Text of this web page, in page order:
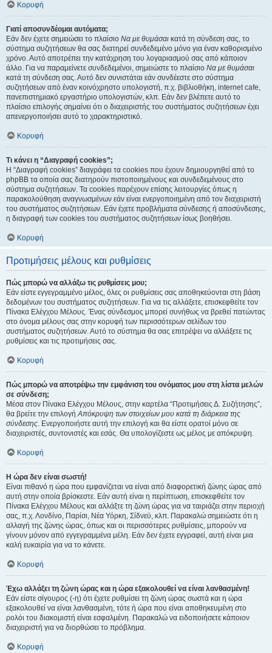
Κορυφή
Γιατί αποσυνδέομαι αυτόματα;
Εάν δεν έχετε σημειώσει το πλαίσιο Να με θυμάσαι κατά τη σύνδεση σας, το
σύστημα συζητήσεων θα σας διατηρεί συνδεδεμένο μόνο για έναν καθορισμένο
χρόνο. Αυτό αποτρέπει την κατάχρηση του λογαριασμού σας από κάποιον
άλλο. Για να παραμείνετε συνδεδεμένοι, σημειώστε το πλαίσιο Να με θυμάσαι
κατά τη σύνδεση σας. Αυτό δεν συνιστάται εάν συνδέεστε στο σύστημα
συζητήσεων από έναν κοινόχρηστο υπολογιστή, π.χ. βιβλιοθήκη, internet cafe,
πανεπιστημιακό εργαστήριο υπολογιστών, κλπ. Εάν δεν βλέπετε αυτό το
πλαίσιο επιλογής σημαίνει ότι ο διαχειριστής του συστήματος συζητήσεων έχει
απενεργοποιήσει αυτό το χαρακτηριστικό.
Κορυφή
Τι κάνει η “Διαγραφή cookies”;
Η “Διαγραφή cookies” διαγράφει τα cookies που έχουν δημιουργηθεί από το
phpBB τα οποία σας διατηρούν πιστοποιημένους και συνδεδεμένους στο
σύστημα συζητήσεων. Τα cookies παρέχουν επίσης λειτουργίες όπως η
παρακολούθηση αναγνωσμένων εάν είναι ενεργοποιημένη από τον διαχειριστή
του συστήματος συζητήσεων. Εάν έχετε προβλήματα σύνδεσης ή αποσύνδεσης,
η διαγραφή των cookies του συστήματος συζητήσεων ίσως βοηθήσει.
Κορυφή
Προτιμήσεις μέλους και ρυθμίσεις
Πώς μπορώ να αλλάξω τις ρυθμίσεις μου;
Εάν είστε εγγεγραμμένο μέλος, όλες οι ρυθμίσεις σας αποθηκεύονται στη βάση
δεδομένων του συστήματος συζητήσεων. Για να τις αλλάξετε, επισκεφθείτε τον
Πίνακα Ελέγχου Μέλους. Ένας σύνδεσμος μπορεί συνήθως να βρεθεί πατώντας
στο όνομα μέλους σας στην κορυφή των περισσότερων σελίδων του
συστήματος συζητήσεων. Αυτό το σύστημα θα σας επιτρέψει να αλλάξετε τις
ρυθμίσεις και τις προτιμήσεις σας.
Κορυφή
Πώς μπορώ να αποτρέψω την εμφάνιση του ονόματος μου στη λίστα μελών
σε σύνδεση;
Μέσα στον Πίνακα Ελέγχου Μέλους, στην καρτέλα “Προτιμήσεις Δ. Συζήτησης”,
θα βρείτε την επιλογήΑπόκρυψη των στοιχείων μου κατά τη διάρκεια της
σύνδεσης. Ενεργοποιήστε αυτή την επιλογή και θα είστε ορατοί μόνο σε
διαχειριστές, συντονιστές και εσάς. Θα υπολογίζεστε ως μέλος με απόκρυψη.
Κορυφή
Η ώρα δεν είναι σωστή!
Είναι πιθανό η ώρα που εμφανίζεται να είναι από διαφορετική ζώνης ώρας από
αυτή στην οποία βρίσκεστε. Εάν αυτή είναι η περίπτωση, επισκεφθείτε τον
Πίνακα Ελέγχου Μέλους και αλλάξτε τη ζώνη ώρας για να ταιριάζει στην περιοχή
σας, π.χ. Λονδίνο, Παρίσι, Νέα Υόρκη, Σίδνεϋ, κλπ. Παρακαλώ σημειώστε ότι η
αλλαγή της ζώνης ώρας, όπως και οι περισσότερες ρυθμίσεις, μπορούν να
γίνουν μόνον από εγγεγραμμένα μέλη. Εάν δεν έχετε εγγραφεί, αυτή είναι μια
καλή ευκαιρία για να το κάνετε.
Κορυφή
Έχω αλλάξει τη ζώνη ώρας και η ώρα εξακολουθεί να είναι λανθασμένη!
Εάν είστε σίγουρος (-η) ότι έχετε ρυθμίσει τη ζώνη ώρας σωστά και η ώρα
εξακολουθεί να είναι λανθασμένη, τότε ή ώρα που είναι αποθηκευμένη στο
ρολόι του διακομιστή είναι εσφαλμένη. Παρακαλώ να ειδοποιήσετε κάποιον
διαχειριστή για να διορθώσει το πρόβλημα.
Κορυφή